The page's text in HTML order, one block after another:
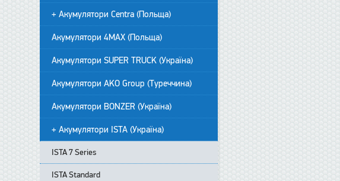
+ Акумулятори Centra (Польща)
Акумулятори 4MAX (Польща)
Акумулятори SUPER TRUCK (Україна)
Акумулятори AKO Group (Туреччина)
Акумулятори BONZER (Україна)
+ Акумулятори ISTA (Україна)
ISTA 7 Series
ISTA Standard